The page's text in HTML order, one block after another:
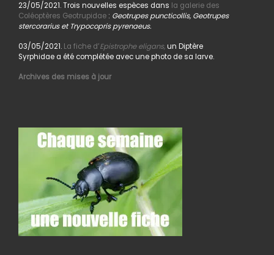
23/05/2021. Trois nouvelles espèces dans la galerie des
Coléoptères Geotrupidae: Geotrupes puncticollis, Geotrupes
stercorarius et Trypocopris pyrenaeus.
03/05/2021. La fiche d’Epistrophe eligans,un Diptère
Syrphidae a été complétée avec une photo de sa larve.
Archives des mises à jour